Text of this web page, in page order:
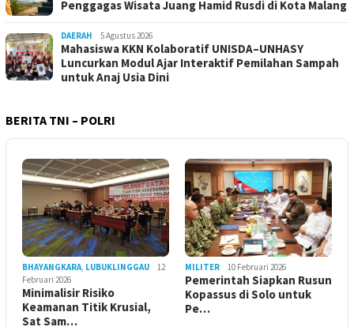
Penggagas Wisata Juang Hamid Rusdi di Kota Malang
DAERAH 5 Agustus 2026
Mahasiswa KKN Kolaboratif UNISDA–UNHASY
Luncurkan Modul Ajar Interaktif Pemilahan Sampah
untuk Anaj Usia Dini
BERITA TNI – POLRI
BHAYANGKARA, LUBUKLINGGAU
12
Februari 2026
Minimalisir Risiko
Keamanan Titik Krusial,
Sat Sam…
MILITER 10 Februari 2026
Pemerintah Siapkan Rusun
Kopassus di Solo untuk
Pe…